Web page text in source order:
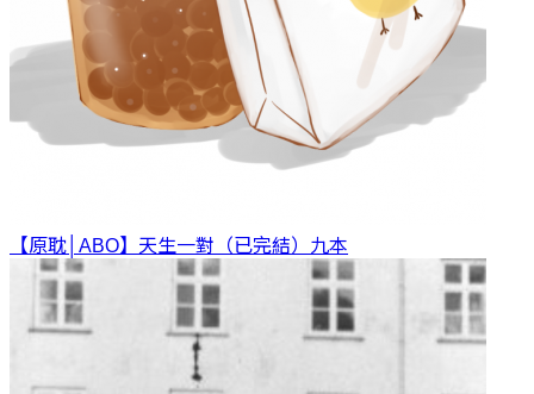
【原耽│ABO】天生一對（已完結） 九本